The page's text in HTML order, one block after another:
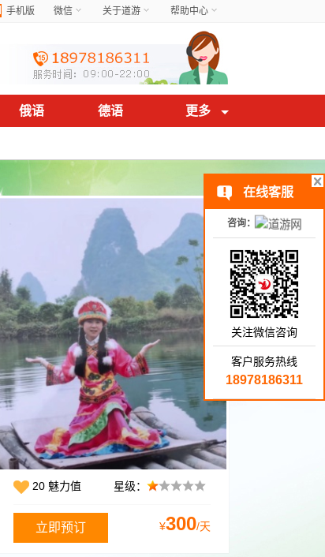
手机版 微信 关于道游 帮助中心
俄语 德语 更多
20 魅力值 星级：
¥300/天
在线客服
咨询：
关注微信咨询
客户服务热线
18978186311